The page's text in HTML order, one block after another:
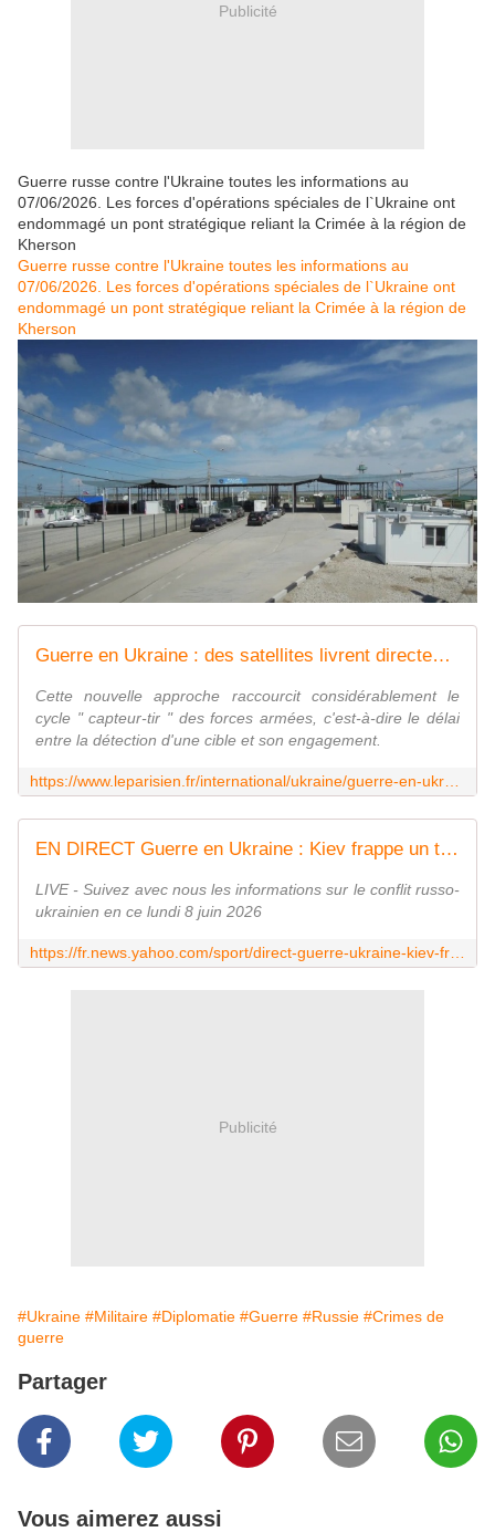
Publicité
Guerre russe contre l'Ukraine toutes les informations au
07/06/2026. Les forces d'opérations spéciales de l`Ukraine ont
endommagé un pont stratégique reliant la Crimée à la région de
Kherson
Guerre russe contre l'Ukraine toutes les informations au
07/06/2026. Les forces d'opérations spéciales de l`Ukraine ont
endommagé un pont stratégique reliant la Crimée à la région de
Kherson
Guerre en Ukraine : des satellites livrent directement des images sur le téléphone des soldats, divisant par dix le temps de détection des ennemis
Cette nouvelle approche raccourcit considérablement le
cycle " capteur-tir " des forces armées, c'est-à-dire le délai
entre la détection d'une cible et son engagement.
EN DIRECT Guerre en Ukraine : Kiev frappe un train reliant la Crimée à Moscou, Zelensky ne cédera pas le Donbass...
LIVE - Suivez avec nous les informations sur le conflit russo-
ukrainien en ce lundi 8 juin 2026
Publicité
#Ukraine #Militaire #Diplomatie #Guerre #Russie #Crimes de
guerre
Partager
Vous aimerez aussi